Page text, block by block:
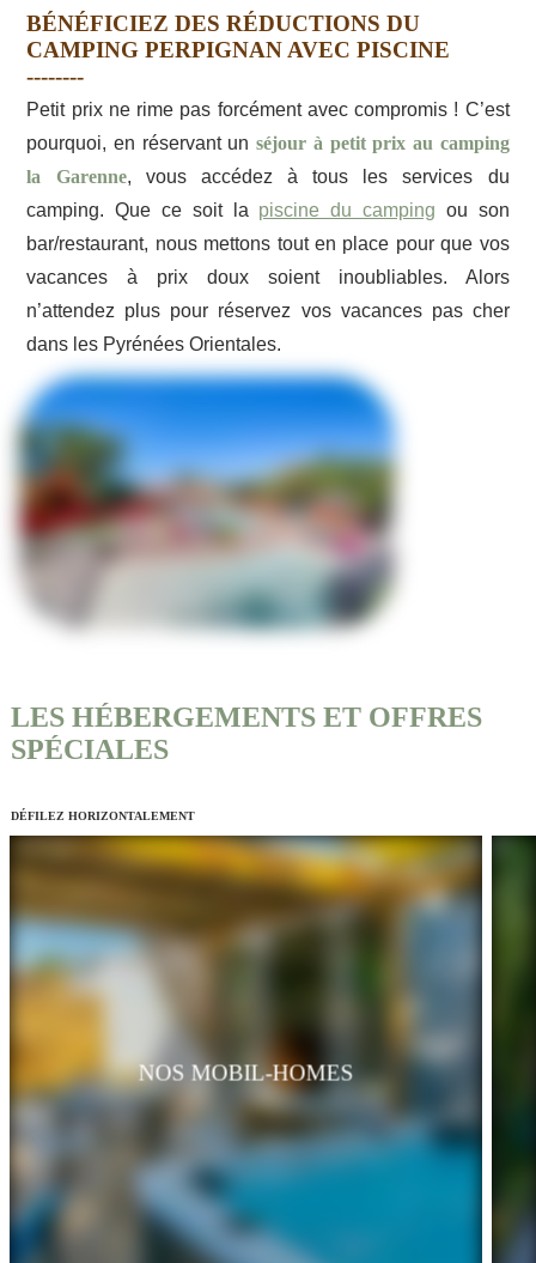
BÉNÉFICIEZ DES RÉDUCTIONS DU
CAMPING PERPIGNAN AVEC PISCINE
Petit prix ne rime pas forcément avec compromis ! C’est
pourquoi, en réservant unséjour à petit prix au camping
la Garenne, vous accédez à tous les services du
camping. Que ce soit la piscine du camping ou son
bar/restaurant, nous mettons tout en place pour que vos
vacances à prix doux soient inoubliables. Alors
n’attendez plus pour réservez vos vacances pas cher
dans les Pyrénées Orientales.
LES HÉBERGEMENTS ET OFFRES
SPÉCIALES
DÉFILEZ HORIZONTALEMENT
NOS MOBIL-HOMES